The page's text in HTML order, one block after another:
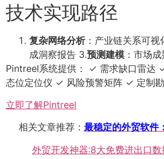
技术实现路径
复杂网络分析：产业链关系可视
成洞察报告 3.预测建模 ：市场
Pintreel系统提供： ✓ 需求缺口雷达
态位定位仪 ✓ 风险预警矩阵 ✓ 定制
立即了解Pintreel
相关文章推荐： 最稳定的外贸软
外贸开发神器:8大免费进出口